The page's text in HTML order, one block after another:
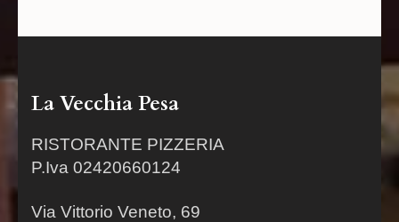
La Vecchia Pesa
RISTORANTE PIZZERIA
P.Iva 02420660124
Via Vittorio Veneto, 69